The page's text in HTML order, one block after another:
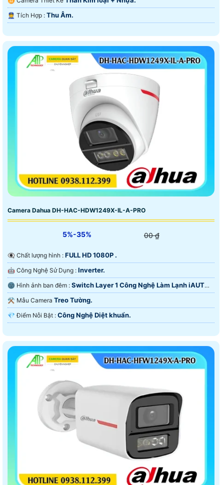
️👮 Tích Hợp : Thu Âm.
Camera Dahua DH-HAC-HDW1249X-IL-A-PRO
5%-35% 00 ₫
👁️‍🗨 Chất lượng hình : FULL HD 1080P .
🤖️ Công Nghệ Sử Dụng : Inverter.
🌚 Hình ảnh ban đêm : Switch Layer 1 Công Nghệ Làm Lạnh iAUTO-
X. ⚒ Mẫu Camera Treo Tường.
️💎 Điểm Nỗi Bật : Công Nghệ Diệt khuẩn.